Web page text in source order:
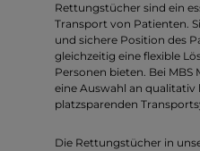
Rettungstücher sind ein
Transport von Patienten.
und sichere Position des
gleichzeitig eine flexible
Personen bieten. Bei
eine Auswahl an
platzsparenden
Die Rettungstücher in